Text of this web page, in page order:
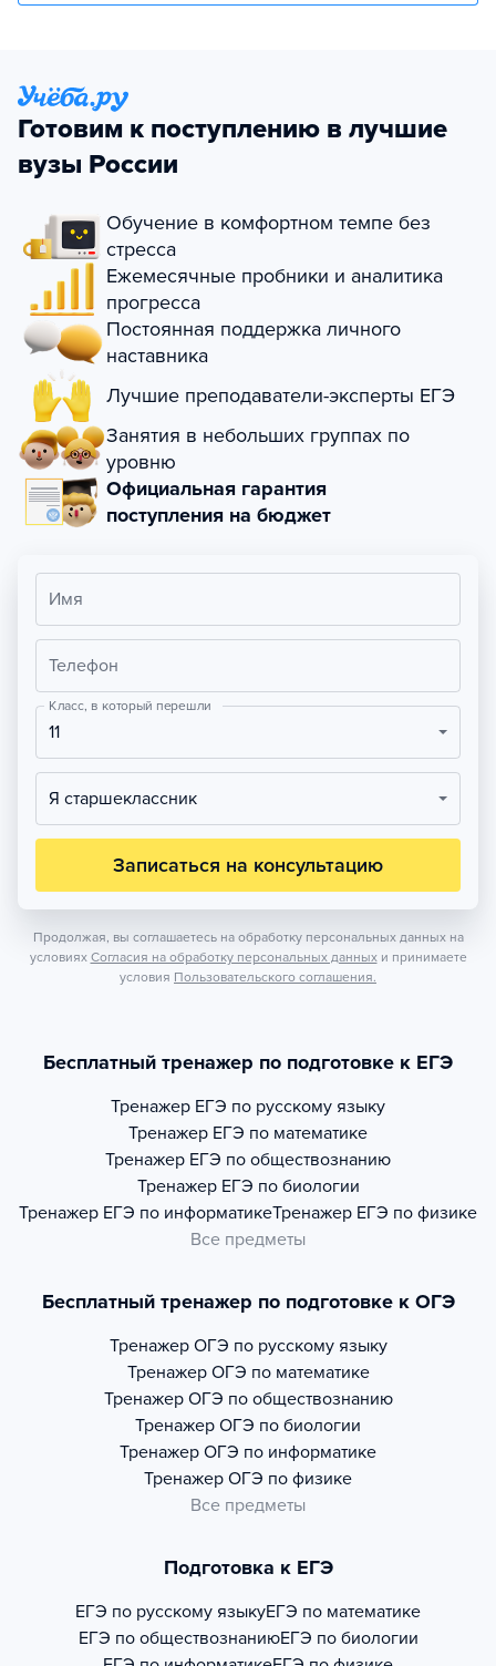
Готовим к поступлению в лучшие
вузы России
Обучение в комфортном темпе без
стресса
Ежемесячные пробники и аналитика
прогресса
Постоянная поддержка личного
наставника
Лучшие преподаватели-эксперты ЕГЭ
Занятия в небольших группах по
уровню
Официальная гарантия
поступления на бюджет
Имя
Телефон
Класс, в который перешли
11
Я старшеклассник
Записаться на консультацию
Продолжая, вы соглашаетесь на обработку персональных данных на
условиях Согласия на обработку персональных данных и принимаете
условия Пользовательского соглашения.
Бесплатный тренажер по подготовке к ЕГЭ
Тренажер ЕГЭ по русскому языку
Тренажер ЕГЭ по математике
Тренажер ЕГЭ по обществознанию
Тренажер ЕГЭ по биологии
Тренажер ЕГЭ по информатикеТренажер ЕГЭ по физике
Все предметы
Бесплатный тренажер по подготовке к ОГЭ
Тренажер ОГЭ по русскому языку
Тренажер ОГЭ по математике
Тренажер ОГЭ по обществознанию
Тренажер ОГЭ по биологии
Тренажер ОГЭ по информатике
Тренажер ОГЭ по физике
Все предметы
Подготовка к ЕГЭ
ЕГЭ по русскому языкуЕГЭ по математике
ЕГЭ по обществознаниюЕГЭ по биологии